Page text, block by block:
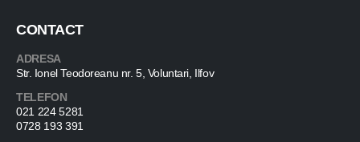
CONTACT
ADRESA
Str. Ionel Teodoreanu nr. 5, Voluntari, Ilfov
TELEFON
021 224 5281
0728 193 391